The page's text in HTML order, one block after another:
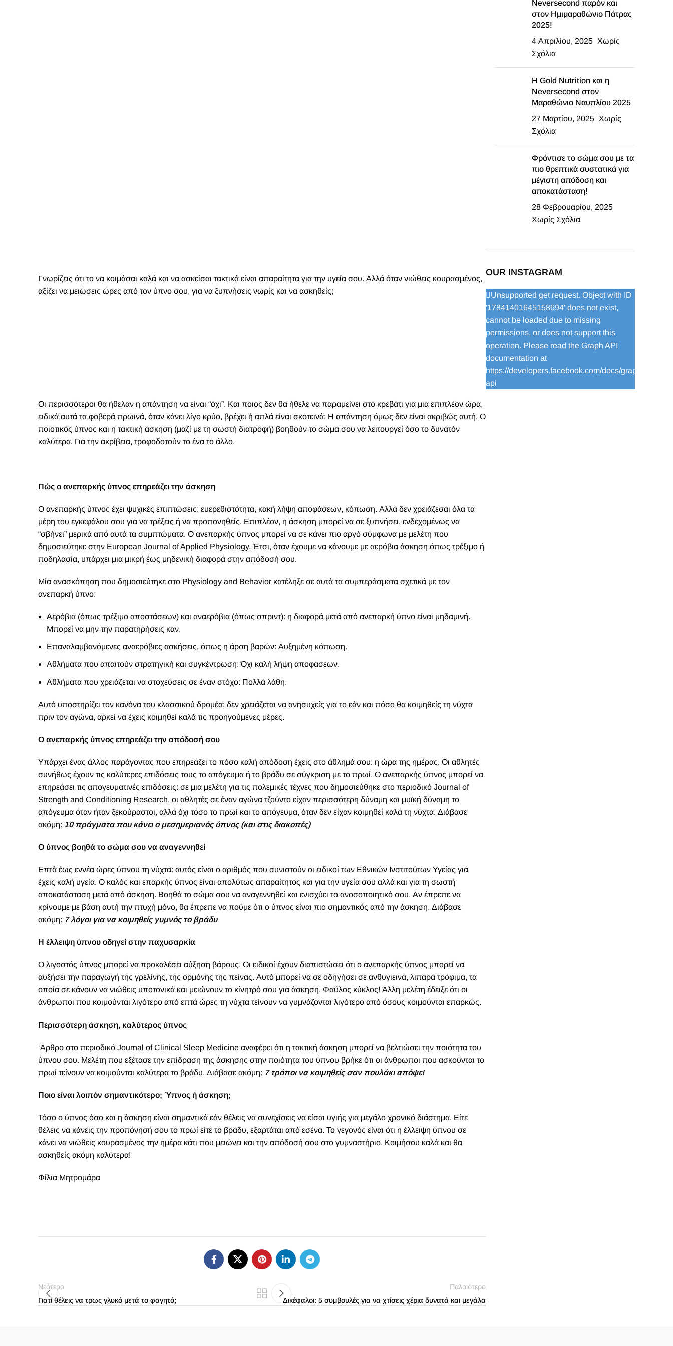
Γνωρίζεις ότι το να κοιμάσαι καλά και να ασκείσαι τακτικά είναι απαραίτητα για την υγεία σου. Αλλά όταν νιώθεις κουρασμένος,
αξίζει να μειώσεις ώρες από τον ύπνο σου, για να ξυπνήσεις νωρίς και να ασκηθείς;
Οι περισσότεροι θα ήθελαν η απάντηση να είναι “όχι”. Και ποιος δεν θα ήθελε να παραμείνει στο κρεβάτι για μια επιπλέον ώρα,
ειδικά αυτά τα φοβερά πρωινά, όταν κάνει λίγο κρύο, βρέχει ή απλά είναι σκοτεινά; Η απάντηση όμως δεν είναι ακριβώς αυτή. Ο
ποιοτικός ύπνος και η τακτική άσκηση (μαζί με τη σωστή διατροφή) βοηθούν το σώμα σου να λειτουργεί όσο το δυνατόν
καλύτερα. Για την ακρίβεια, τροφοδοτούν το ένα το άλλο.
Πώς ο ανεπαρκής ύπνος επηρεάζει την άσκηση
Ο ανεπαρκής ύπνος έχει ψυχικές επιπτώσεις: ευερεθιστότητα, κακή λήψη αποφάσεων, κόπωση. Αλλά δεν χρειάζεσαι όλα τα
μέρη του εγκεφάλου σου για να τρέξεις ή να προπονηθείς. Επιπλέον, η άσκηση μπορεί να σε ξυπνήσει, ενδεχομένως να
“σβήνει” μερικά από αυτά τα συμπτώματα. Ο ανεπαρκής ύπνος μπορεί να σε κάνει πιο αργό σύμφωνα με μελέτη που
δημοσιεύτηκε στην European Journal of Applied Physiology. Έτσι, όταν έχουμε να κάνουμε με αερόβια άσκηση όπως τρέξιμο ή
ποδηλασία, υπάρχει μια μικρή έως μηδενική διαφορά στην απόδοσή σου.
Μία ανασκόπηση που δημοσιεύτηκε στο Physiology and Behavior κατέληξε σε αυτά τα συμπεράσματα σχετικά με τον
ανεπαρκή ύπνο:
Αερόβια (όπως τρέξιμο αποστάσεων) και αναερόβια (όπως σπριντ): η διαφορά μετά από ανεπαρκή ύπνο είναι μηδαμινή.
Μπορεί να μην την παρατηρήσεις καν.
Επαναλαμβανόμενες αναερόβιες ασκήσεις, όπως η άρση βαρών: Αυξημένη κόπωση.
Αθλήματα που απαιτούν στρατηγική και συγκέντρωση: Όχι καλή λήψη αποφάσεων.
Αθλήματα που χρειάζεται να στοχεύσεις σε έναν στόχο: Πολλά λάθη.
Αυτό υποστηρίζει τον κανόνα του κλασσικού δρομέα: δεν χρειάζεται να ανησυχείς για το εάν και πόσο θα κοιμηθείς τη νύχτα
πριν τον αγώνα, αρκεί να έχεις κοιμηθεί καλά τις προηγούμενες μέρες.
Ο ανεπαρκής ύπνος επηρεάζει την απόδοσή σου
Υπάρχει ένας άλλος παράγοντας που επηρεάζει το πόσο καλή απόδοση έχεις στο άθλημά σου: η ώρα της ημέρας. Οι αθλητές
συνήθως έχουν τις καλύτερες επιδόσεις τους το απόγευμα ή το βράδυ σε σύγκριση με το πρωί. Ο ανεπαρκής ύπνος μπορεί να
επηρεάσει τις απογευματινές επιδόσεις: σε μια μελέτη για τις πολεμικές τέχνες που δημοσιεύθηκε στο περιοδικό Journal of
Strength and Conditioning Research, οι αθλητές σε έναν αγώνα τζούντο είχαν περισσότερη δύναμη και μυϊκή δύναμη το
απόγευμα όταν ήταν ξεκούραστοι, αλλά όχι τόσο το πρωί και το απόγευμα, όταν δεν είχαν κοιμηθεί καλά τη νύχτα. Διάβασε
ακόμη: 10 πράγματα που κάνει ο μεσημεριανός ύπνος (και στις διακοπές)
Ο ύπνος βοηθά το σώμα σου να αναγεννηθεί
Επτά έως εννέα ώρες ύπνου τη νύχτα: αυτός είναι ο αριθμός που συνιστούν οι ειδικοί των Εθνικών Ινστιτούτων Υγείας για
έχεις καλή υγεία. Ο καλός και επαρκής ύπνος είναι απολύτως απαραίτητος και για την υγεία σου αλλά και για τη σωστή
αποκατάσταση μετά από άσκηση. Βοηθά το σώμα σου να αναγεννηθεί και ενισχύει το ανοσοποιητικό σου. Αν έπρεπε να
κρίνουμε με βάση αυτή την πτυχή μόνο, θα έπρεπε να πούμε ότι ο ύπνος είναι πιο σημαντικός από την άσκηση. Διάβασε
ακόμη: 7 λόγοι για να κοιμηθείς γυμνός το βράδυ
Η έλλειψη ύπνου οδηγεί στην παχυσαρκία
Ο λιγοστός ύπνος μπορεί να προκαλέσει αύξηση βάρους. Οι ειδικοί έχουν διαπιστώσει ότι ο ανεπαρκής ύπνος μπορεί να
αυξήσει την παραγωγή της γρελίνης, της ορμόνης της πείνας. Αυτό μπορεί να σε οδηγήσει σε ανθυγιεινά, λιπαρά τρόφιμα, τα
οποία σε κάνουν να νιώθεις υποτονικά και μειώνουν το κίνητρό σου για άσκηση. Φαύλος κύκλος! Άλλη μελέτη έδειξε ότι οι
άνθρωποι που κοιμούνται λιγότερο από επτά ώρες τη νύχτα τείνουν να γυμνάζονται λιγότερο από όσους κοιμούνται επαρκώς.
Περισσότερη άσκηση, καλύτερος ύπνος
‘Αρθρο στο περιοδικό Journal of Clinical Sleep Medicine αναφέρει ότι η τακτική άσκηση μπορεί να βελτιώσει την ποιότητα του
ύπνου σου. Μελέτη που εξέτασε την επίδραση της άσκησης στην ποιότητα του ύπνου βρήκε ότι οι άνθρωποι που ασκούνται το
πρωί τείνουν να κοιμούνται καλύτερα το βράδυ. Διάβασε ακόμη: 7 τρόποι να κοιμηθείς σαν πουλάκι απόψε!
Ποιο είναι λοιπόν σημαντικότερο; Ύπνος ή άσκηση;
Τόσο ο ύπνος όσο και η άσκηση είναι σημαντικά εάν θέλεις να συνεχίσεις να είσαι υγιής για μεγάλο χρονικό διάστημα. Είτε
θέλεις να κάνεις την προπόνησή σου το πρωί είτε το βράδυ, εξαρτάται από εσένα. Το γεγονός είναι ότι η έλλειψη ύπνου σε
κάνει να νιώθεις κουρασμένος την ημέρα κάτι που μειώνει και την απόδοσή σου στο γυμναστήριο. Κοιμήσου καλά και θα
ασκηθείς ακόμη καλύτερα!
Φίλια Μητρομάρα
Νεότερο
Γιατί θέλεις να τρως γλυκό μετά το φαγητό;
Παλαιότερο
Δικέφαλοι: 5 συμβουλές για να χτίσεις χέρια δυνατά και μεγάλα
Neversecond παρόν και
στον Ημιμαραθώνιο Πάτρας
2025!
4 Απριλίου, 2025 Χωρίς
Σχόλια
Η Gold Nutrition και η
Neversecond στον
Μαραθώνιο Ναυπλίου 2025
27 Μαρτίου, 2025 Χωρίς
Σχόλια
Φρόντισε το σώμα σου με τα
πιο θρεπτικά συστατικά για
μέγιστη απόδοση και
αποκατάσταση!
28 Φεβρουαρίου, 2025
Χωρίς Σχόλια
OUR INSTAGRAM
Unsupported get request. Object with ID
'17841401645158694' does not exist,
cannot be loaded due to missing
permissions, or does not support this
operation. Please read the Graph API
documentation at
https://developers.facebook.com/docs/graph-
api